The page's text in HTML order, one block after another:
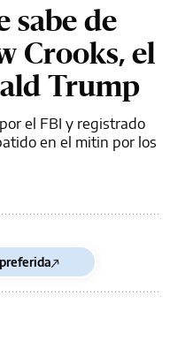
sabe de
Crooks, el
Trump
el FBI y registrado
en el mitin por los